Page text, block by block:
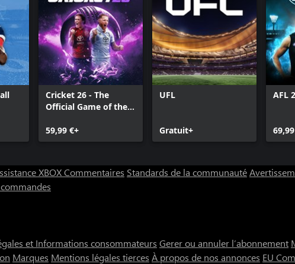
Cricket 26 - The
Official Game of the
59,99 €+
UFL
Gratuit+
AFL
XBOXCommentaires Standards de la communauté
et Informations consommateurs Gerer ou annuler l’abonnement
Marques Mentions légales tierces À propos de nos annonces EU